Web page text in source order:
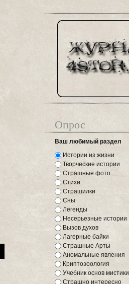
Опрос
Ваш любимый раздел
Истории из жизни
Творческие истории
Страшные фото
Стихи
Страшилки
Сны
Легенды
Несерьезные истории
Вызов духов
Лагерные байки
Страшные Арты
Аномальные явления
Криптозоология
Учебник основ мистики
Страшно интересно